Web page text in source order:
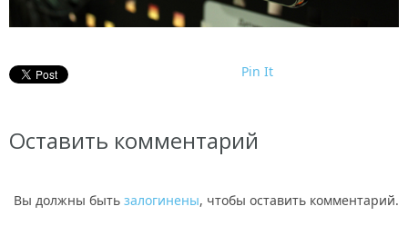
Pin It
Оставить комментарий
Вы должны быть залогинены, чтобы оставить комментарий.